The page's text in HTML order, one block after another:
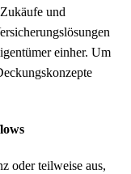
und
einher. Um
oder teilweise aus,